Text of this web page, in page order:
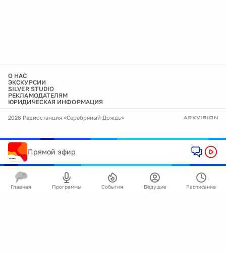
О НАС
ЭКСКУРСИИ
SILVER STUDIO
РЕКЛАМОДАТЕЛЯМ
ЮРИДИЧЕСКАЯ ИНФОРМАЦИЯ
2026 Радиостанция «Серебряный Дождь»
Прямой эфир
Главная Программы События Ведущие Расписание